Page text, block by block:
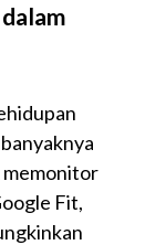
memonitor
Fit,